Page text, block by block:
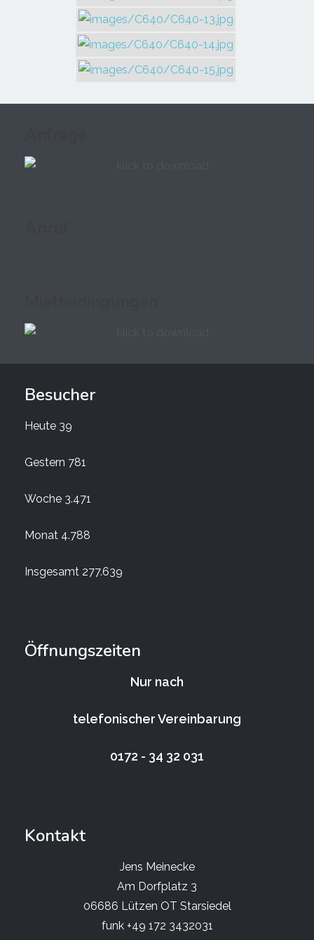
Besucher
Heute 39
Gestern 781
Woche 3.471
Monat 4.788
Insgesamt 277.639
Öffnungszeiten
Nur nach
telefonischer Vereinbarung
0172 - 34 32 031
Kontakt
Jens Meinecke
Am Dorfplatz 3
06686 Lützen OT Starsiedel
funk +49 172 3432031